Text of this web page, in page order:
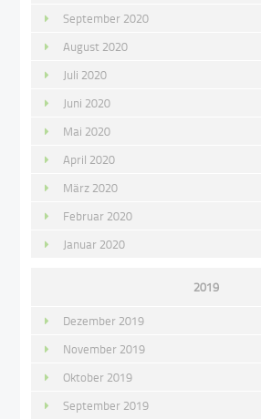
September 2020
August 2020
Juli 2020
Juni 2020
Mai 2020
April 2020
März 2020
Februar 2020
Januar 2020
2019
Dezember 2019
November 2019
Oktober 2019
September 2019